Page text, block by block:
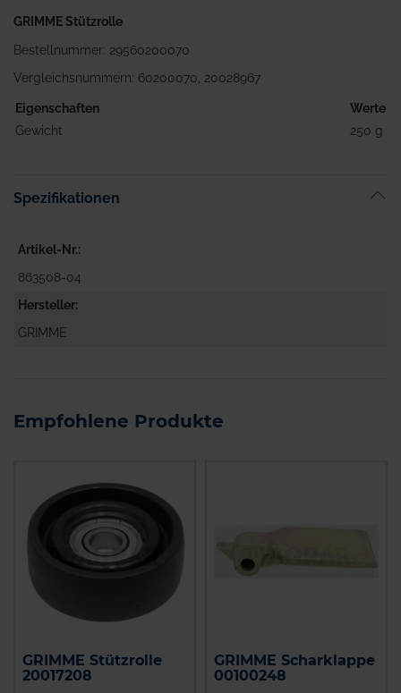
GRIMME Stützrolle
Bestellnummer: 29560200070
Vergleichsnummern: 60200070, 20028967
Eigenschaften
Werte
Gewicht
250 g
Spezifikationen
Artikel-Nr.
863508-04
Hersteller
GRIMME
Empfohlene Produkte
GRIMME Stützrolle
20017208
GRIMME Scharklappe
00100248